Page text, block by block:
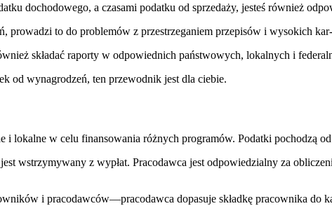
dochodowego, a czasami podatku od sprzedaży, jesteś również
prowadzi to do problemów z przestrzeganiem przepisów i wysokich
składać raporty w odpowiednich państwowych, lokalnych i
od wynagrodzeń, ten przewodnik jest dla ciebie.
i lokalne w celu finansowania różnych programów. Podatki pochodzą
wstrzymywany z wypłat. Pracodawca jest odpowiedzialny za
i pracodawców—pracodawca dopasuje składkę pracownika do